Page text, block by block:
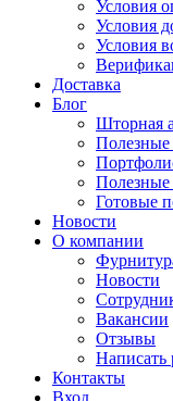
Условия
Условия
Условия
Доставка
Блог
Шторная
Полезные
Полезные
Готовые
Новости
О компании
Новости
Вакансии
Отзывы
Написать
Контакты
Вход